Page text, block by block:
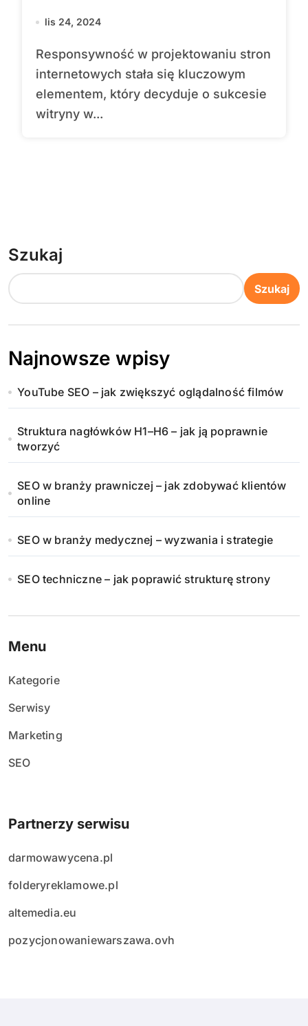
pod urządzenia mobilne?
lis 24, 2024
Responsywność w projektowaniu stron
internetowych stała się kluczowym
elementem, który decyduje o sukcesie
witryny w...
Szukaj
Szukaj
Najnowsze wpisy
YouTube SEO – jak zwiększyć oglądalność filmów
Struktura nagłówków H1–H6 – jak ją poprawnie
tworzyć
SEO w branży prawniczej – jak zdobywać klientów
online
SEO w branży medycznej – wyzwania i strategie
SEO techniczne – jak poprawić strukturę strony
Menu
Kategorie
Serwisy
Marketing
SEO
Partnerzy serwisu
darmowawycena.pl
folderyreklamowe.pl
altemedia.eu
pozycjonowaniewarszawa.ovh